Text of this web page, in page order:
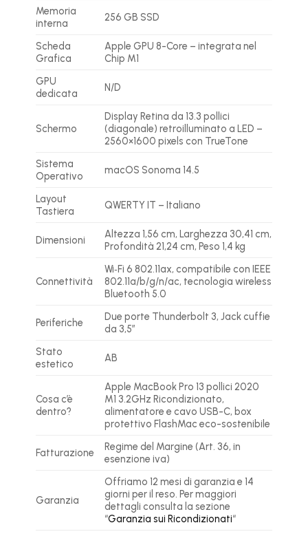
Memoria
interna
256 GB SSD
Scheda
Grafica
Apple GPU 8-Core – integrata nel
Chip M1
GPU
dedicata
N/D
Schermo
Display Retina da 13.3 pollici
(diagonale) retroilluminato a LED –
2560×1600 pixels con TrueTone
Sistema
Operativo
macOS Sonoma 14.5
Layout
Tastiera
QWERTY IT – Italiano
Dimensioni
Altezza 1,56 cm, Larghezza 30,41 cm,
Profondità 21,24 cm, Peso 1,4 kg
Connettività
Wi‑Fi 6 802.11ax, compatibile con IEEE
802.11a/b/g/n/ac, tecnologia wireless
Bluetooth 5.0
Periferiche
Due porte Thunderbolt 3, Jack cuffie
da 3,5″
Stato
estetico
AB
Cosa c’è
dentro?
Apple MacBook Pro 13 pollici 2020
M1 3.2GHz Ricondizionato,
alimentatore e cavo USB-C, box
protettivo FlashMac eco-sostenibile
Fatturazione
Regime del Margine (Art. 36, in
esenzione iva)
Garanzia
Offriamo 12 mesi di garanzia e 14
giorni per il reso. Per maggiori
dettagli consulta la sezione
“Garanzia sui Ricondizionati“